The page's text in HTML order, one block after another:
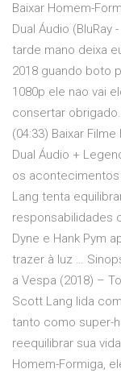
Baixar Homem-
Dual Áudio (BluRay
tarde mano deixa
2018 guando boto
1080p ele nao vai
consertar
(04:33) Baixar
Dual Áudio +
os acontecimentos
Lang tenta
responsabilidades
Dyne e Hank Pym
trazer à luz …
a Vespa (2018) –
Scott Lang lida
tanto como super-
reequilibrar sua
Homem-Formiga,